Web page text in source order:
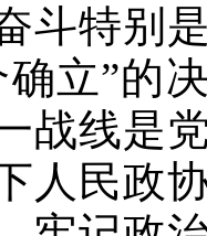
斗特别
立”的
战线是
人民政